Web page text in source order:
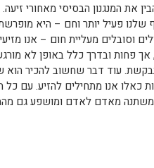
את המנגנון הבסיסי מאחורי
שלנו פעיל יותר וחם – היא
וסובלים מעליית חום – אנו
אך פחות ובדרך כלל באופן לא
עוד דבר שחשוב להכיר הוא
כאלו אנו מתחילים להזיע. עם
משתנה מאדם לאדם ומושפע גם